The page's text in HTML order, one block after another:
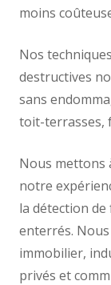
moins
Nos
destructives
sans
toit-terrasses,
Nous mettons
notre
la détection
enterrés.
immobilier,
privés et